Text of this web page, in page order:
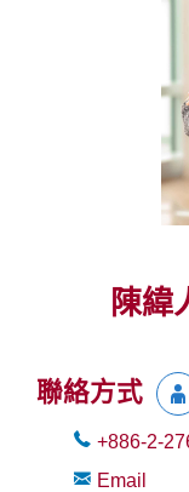
陳緯
聯絡方式
+886-2-
Email